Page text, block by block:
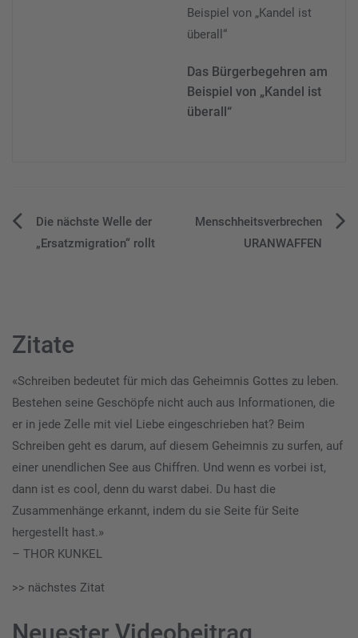
Das Bürgerbegehren am
Beispiel von „Kandel ist
überall“
Beitragsnavigation
Die nächste Welle der
„Ersatzmigration“ rollt
Menschheitsverbrechen
URANWAFFEN
Zitate
«Schreiben bedeutet für mich das Geheimnis Gottes zu leben.
Bestehen seine Geschöpfe nicht auch aus Informationen, die
er in jede Zelle mit viel Liebe eingeschrieben hat? Beim
Schreiben geht es darum, auf diesem Geheimnis zu surfen, auf
einer unendlichen See aus Chiffren. Und wenn es vorbei ist,
dann ist es cool, denn du warst dabei. Du hast die
Zusammenhänge erkannt, indem du sie Seite für Seite
hergestellt hast.»
– THOR KUNKEL
>> nächstes Zitat